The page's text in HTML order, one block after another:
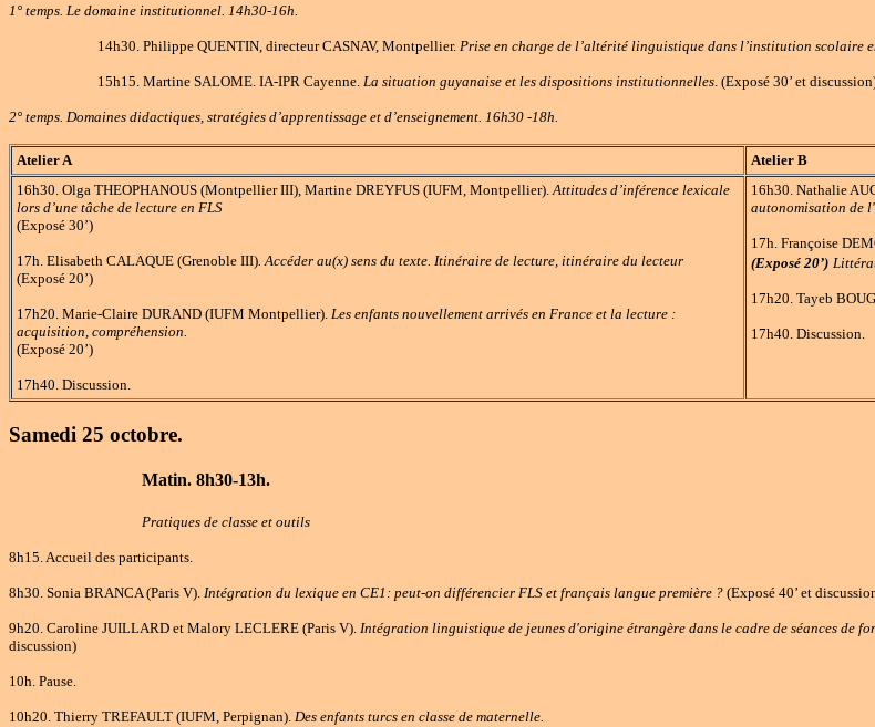
1° temps. Le domaine institutionnel. 14h30-16h.
14h30. Philippe QUENTIN, directeur CASNAV, Montpellier. Prise en charge de l’altérité linguistique dans l’institution scolaire
15h15. Martine SALOME. IA-IPR Cayenne. La situation guyanaise et les dispositions institutionnelles . (Exposé 30’ et
2° temps. Domaines didactiques, stratégies d’apprentissage et d’enseignement. 16h30 -18h.
Atelier A
Atelier B
16h30. Olga THEOPHANOUS (Montpellier III), Martine DREYFUS (IUFM, Montpellier). Attitudes d’inférence lexicale
lors d’une tâche de lecture en FLS
(Exposé 30’)
17h. Elisabeth CALAQUE (Grenoble III) . Accéder au(x) sens du texte. Itinéraire de lecture, itinéraire du lecteur
(Exposé 20’)
17h20. Marie-Claire DURAND (IUFM Montpellier). Les enfants nouvellement arrivés en France et la lecture :
acquisition, compréhension.
(Exposé 20’)
17h40. Discussion.
16h30. Nathalie
autonomisation de
17h. Françoise
(Exposé 20’)
17h20. Tayeb
17h40. Discussion.
Samedi 25 octobre.
Matin. 8h30-13h.
Pratiques de classe et outils
8h15. Accueil des participants.
8h30. Sonia BRANCA (Paris V). Intégration du lexique en CE1: peut-on différencier FLS et français langue première ? (Exposé 40’ et
9h20. Caroline JUILLARD et Malory LECLERE (Paris V). Intégration linguistique de jeunes d'origine étrangère dans le cadre de séances de
discussion)
10h. Pause.
10h20. Thierry TREFAULT (IUFM, Perpignan). Des enfants turcs en classe de maternelle.